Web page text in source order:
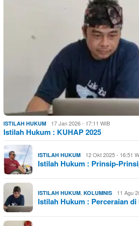
ISTILAH HUKUM 17 Jan 2026 - 17:11 WIB
Istilah Hukum : KUHAP 2025
ISTILAH HUKUM 12 Okt 2025 - 16:51
Istilah Hukum : Prinsip-
ISTILAH HUKUM KOLUMNIS 11 Agu
Istilah Hukum : Perceraian